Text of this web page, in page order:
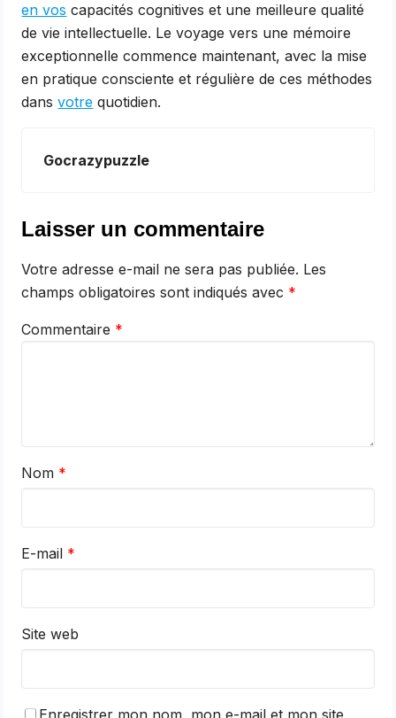
en vos capacités cognitives et une meilleure qualité
de vie intellectuelle. Le voyage vers une mémoire
exceptionnelle commence maintenant, avec la mise
en pratique consciente et régulière de ces méthodes
dansvotre quotidien.
Gocrazypuzzle
Laisser un commentaire
Votre adresse e-mail ne sera pas publiée. Les
champs obligatoires sont indiqués avec *
Commentaire *
Nom *
E-mail *
Site web